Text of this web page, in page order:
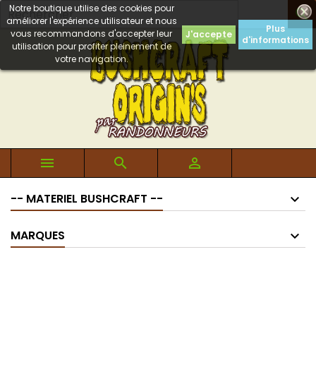

Notre boutique utilise des cookies pour
améliorer l'expérience utilisateur et nous
vous recommandons d'accepter leur
utilisation pour profiter pleinement de
votre navigation.
J'accepte
Plus
d'informations
  
-- MATERIEL BUSHCRAFT --
MARQUES